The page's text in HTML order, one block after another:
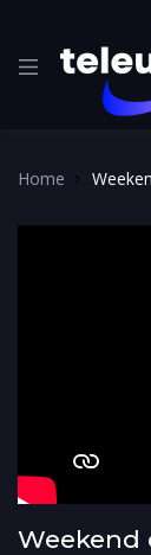
Home
Weekend